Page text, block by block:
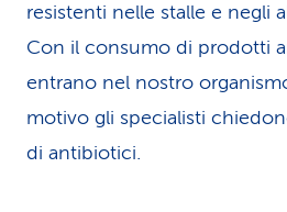
resistenti nelle stalle e negli
Con il consumo di prodotti
entrano nel nostro
motivo gli specialisti
di antibiotici.